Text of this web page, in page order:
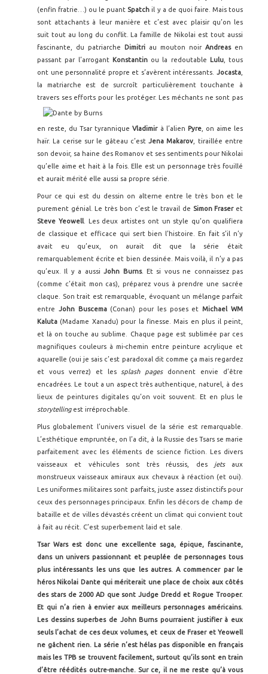
(enfin fratrie…) ou le puant Spatch il y a de quoi faire. Mais tous
sont attachants à leur manière et c’est avec plaisir qu’on les
suit tout au long du conflit. La famille de Nikolai est tout aussi
fascinante, du patriarche Dimitri au mouton noir Andreasen
passant par l’arrogant Konstantinou la redoutable Lulu, tous
ont une personnalité propre et s’avèrent intéressants. Jocasta
la matriarche est de surcroît particulièrement touchante à
travers ses efforts pour les protéger.Les méchants ne sont pas
en reste, du Tsar tyranniqueVladimirà l’alien Pyre, on aime les
haïr. La cerise sur le gâteau c’estJena Makarov , tiraillée entre
son devoir, sa haine des Romanov et ses sentiments pour Nikolai
qu’elle aime et hait à la fois. Elle est un personnage très fouillé
et aurait mérité elle aussi sa propre série.
Pour ce qui est du dessin on alterne entre le très bon et le
purement génial. Le très bon c’est le travail de Simon Fraseret
Steve Yeowell. Les deux artistes ont un style qu’on qualifiera
de classique et efficace qui sert bien l’histoire. En fait s’il n’y
avait eu qu’eux, on aurait dit que la série était
remarquablement écrite et bien dessinée. Mais voilà, il n’y a pas
qu’eux. Il y a aussiJohn Burns. Et si vous ne connaissez pas
(comme c’était mon cas), préparez vous à prendre une sacrée
claque. Son trait est remarquable, évoquant un mélange parfait
entre John Buscema(Conan) pour les poses etMichael WM
Kaluta (Madame Xanadu) pour la finesse. Mais en plus il peint,
et là on touche au sublime. Chaque page est sublimée par ces
magnifiques couleurs à mi-chemin entre peinture acrylique et
aquarelle (oui je sais c’est paradoxal dit comme ça mais regardez
et vous verrez) et les splash pagesdonnent envie d’être
encadrées. Le tout a un aspect très authentique, naturel, à des
lieux de peintures digitales qu’on voit souvent. Et en plus le
storytelling est irréprochable.
Plus globalement l’univers visuel de la série est remarquable.
L’esthétique empruntée, on l’a dit, à la Russie des Tsars se marie
parfaitement avec les éléments de science fiction. Les divers
vaisseaux et véhicules sont très réussis, des
jetsaux
monstrueux vaisseaux amiraux aux chevaux à réaction (et oui).
Les uniformes militaires sont parfaits, juste assez distinctifs pour
ceux des personnages principaux. Enfin les décors de champ de
bataille et de villes dévastés créent un climat qui convient tout
à fait au récit. C’est superbement laid et sale.
Tsar Wars est donc une excellente saga, épique, fascinante,
dans un univers passionnant et peuplée de personnages tous
plus intéressants les uns que les autres. A commencer par le
héros Nikolai Dante qui mériterait une place de choix aux côtés
des stars de 2000 AD que sont Judge Dredd et Rogue Trooper.
Et qui n’a rien à envier aux meilleurs personnages américains.
Les dessins superbes de John Burns pourraient justifier à eux
seuls l’achat de ces deux volumes, et ceux de Fraser et Yeowell
ne gâchent rien. La série n’est hélas pas disponible en français
mais les TPB se trouvent facilement, surtout qu’ils sont en train
d’être réédités outre-manche. Sur ce, il ne me reste qu’à vous